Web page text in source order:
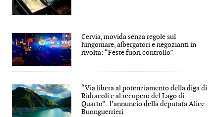
Cervia, movida senza regole sul
lungomare, albergatori e negozianti in
rivolta: “Feste fuori controllo”
“Via libera al potenziamento della diga di
Ridracoli e al recupero del Lago di
Quarto”: l’annuncio della deputata Alice
Buonguerrieri